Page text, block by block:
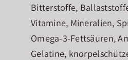
Bitterstoffe,
Vitamine, Mineralien,
Omega-3-Fettsäuren,
Gelatine,